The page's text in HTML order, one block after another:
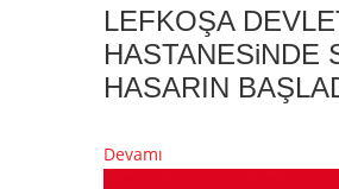
LEFKOŞA
HASTANESiNDE
HASARIN
Devamı